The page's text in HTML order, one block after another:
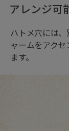
アレンジ可
ハトメ穴には
ャームをアク
ます。